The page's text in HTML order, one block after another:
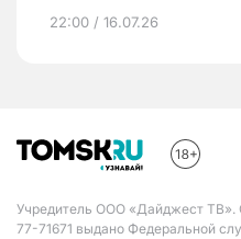
22:00 / 16.07.26
Учредитель ООО «Дайджест
77-71671 выдано Федеральной